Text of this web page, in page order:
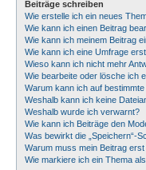
Beiträge schreiben
Wie erstelle ich ein neues
Wie kann ich einen Beitrag
Wie kann ich meinem Beitrag
Wie kann ich eine Umfrage
Wieso kann ich nicht mehr
Wie bearbeite oder lösche ich
Warum kann ich auf
Weshalb kann ich keine
Weshalb wurde ich verwarnt?
Wie kann ich Beiträge den
Was bewirkt die „Speichern“-
Warum muss mein Beitrag
Wie markiere ich ein Thema